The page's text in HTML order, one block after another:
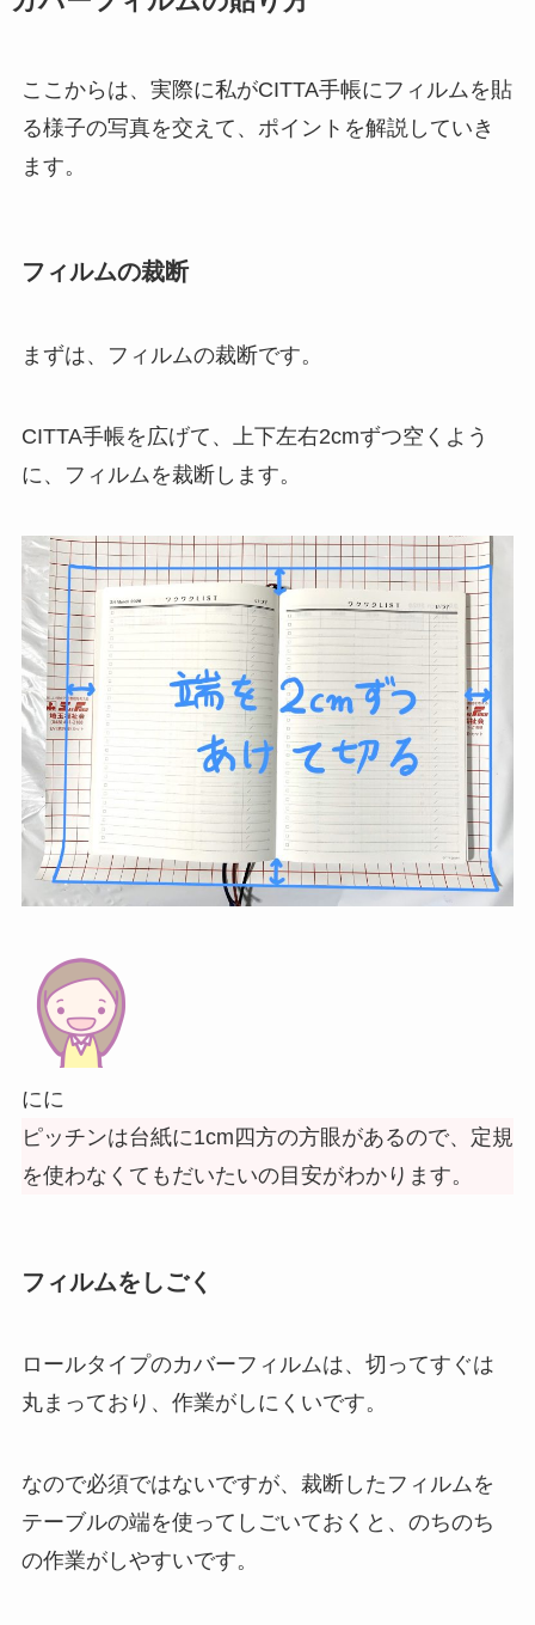
ここからは、実際に私がCITTA手帳にフィルムを貼
る様子の写真を交えて、ポイントを解説していき
ます。
フィルムの裁断
まずは、フィルムの裁断です。
CITTA手帳を広げて、上下左右2cmずつ空くよう
に、フィルムを裁断します。
にに
ピッチンは台紙に1cm四方の方眼があるので、定規
を使わなくてもだいたいの目安がわかります。
フィルムをしごく
ロールタイプのカバーフィルムは、切ってすぐは
丸まっており、作業がしにくいです。
なので必須ではないですが、裁断したフィルムを
テーブルの端を使ってしごいておくと、のちのち
の作業がしやすいです。